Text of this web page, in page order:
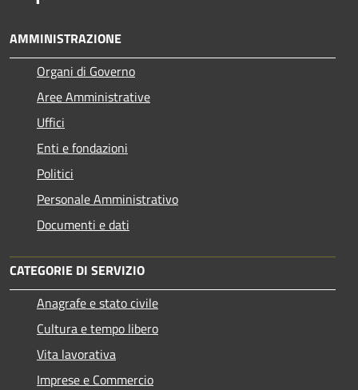
AMMINISTRAZIONE
Organi di Governo
Aree Amministrative
Uffici
Enti e fondazioni
Politici
Personale Amministrativo
Documenti e dati
CATEGORIE DI SERVIZIO
Anagrafe e stato civile
Cultura e tempo libero
Vita lavorativa
Imprese e Commercio